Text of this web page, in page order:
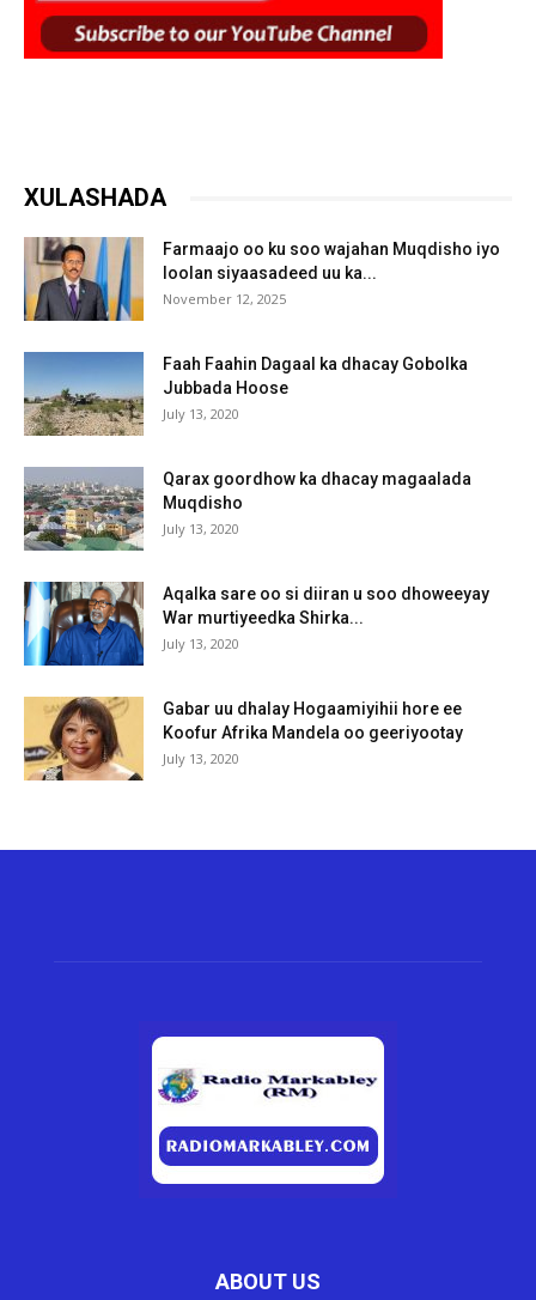
XULASHADA
Farmaajo oo ku soo wajahan Muqdisho iyo
loolan siyaasadeed uu ka...
November 12, 2025
Faah Faahin Dagaal ka dhacay Gobolka
Jubbada Hoose
July 13, 2020
Qarax goordhow ka dhacay magaalada
Muqdisho
July 13, 2020
Aqalka sare oo si diiran u soo dhoweeyay
War murtiyeedka Shirka...
July 13, 2020
Gabar uu dhalay Hogaamiyihii hore ee
Koofur Afrika Mandela oo geeriyootay
July 13, 2020
ABOUT US